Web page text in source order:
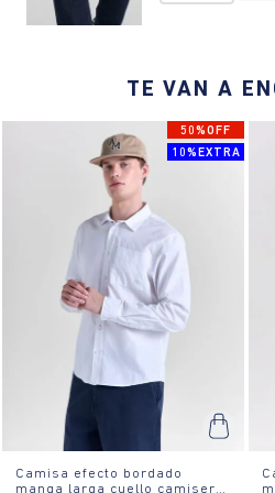
¿Cómo es el fit?:
irreversible.
TE VAN A
50%OFF
10%EXTRA
Camisa efecto bordado
manga larga cuello camisero